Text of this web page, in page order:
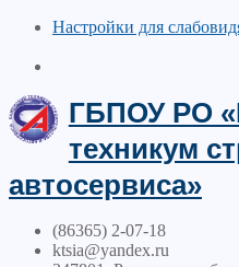
Настройки для
ГБПОУ РО
техникум
автосервиса»
(86365) 2-07-18
ktsia@yandex.ru